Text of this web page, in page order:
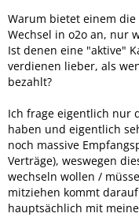
Warum bietet einem
Wechsel in o2o an, nur
Ist denen eine "aktive"
verdienen lieber, als
bezahlt?
Ich frage eigentlich nur
haben und eigentlich
noch massive
Verträge), weswegen
wechseln wollen /
mitziehen kommt
hauptsächlich mit